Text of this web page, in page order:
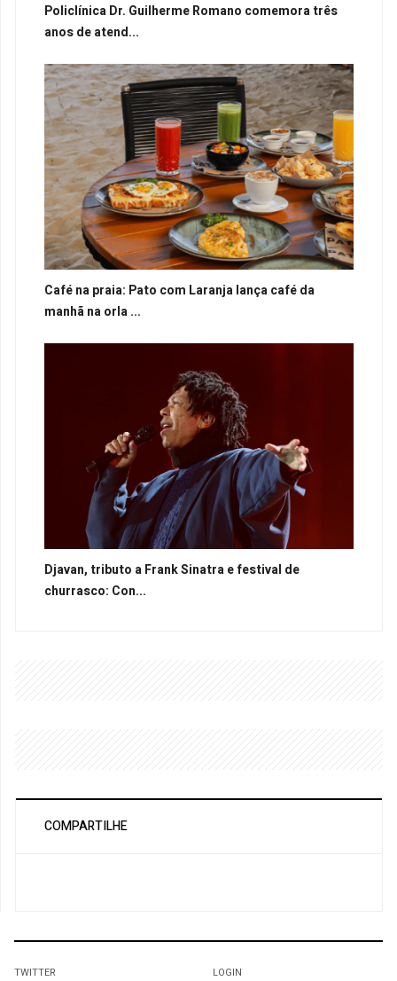
Policlínica Dr. Guilherme Romano comemora três
anos de atend...
Café na praia: Pato com Laranja lança café da
manhã na orla ...
Djavan, tributo a Frank Sinatra e festival de
churrasco: Con...
COMPARTILHE
TWITTER LOGIN